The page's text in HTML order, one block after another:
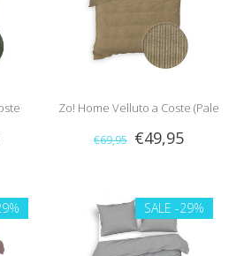
Zo! Home Velluto a Coste (Pale
Gold)
€69,95 €49,95
SALE -29%